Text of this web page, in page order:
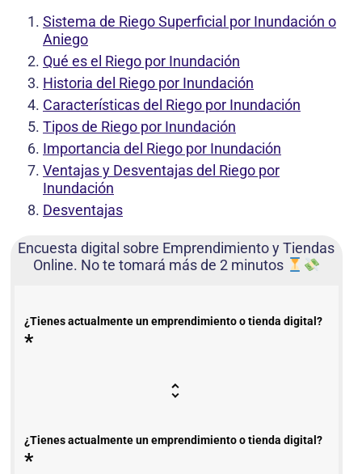
Sistema de Riego Superficial por Inundación o
Aniego
Qué es el Riego por Inundación
Historia del Riego por Inundación
Características del Riego por Inundación
Tipos de Riego por Inundación
Importancia del Riego por Inundación
Ventajas y Desventajas del Riego por
Inundación
Desventajas
Encuesta digital sobre Emprendimiento y Tiendas
Online. No te tomará más de 2 minutos
¿Tienes actualmente un emprendimiento o tienda digital?
*
¿Tienes actualmente un emprendimiento o tienda digital?
*